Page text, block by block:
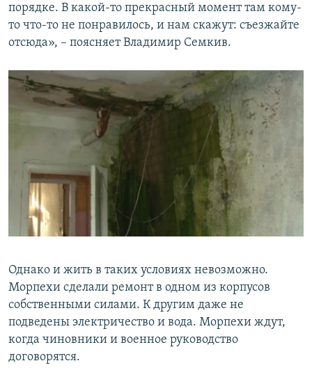
порядке. В какой-то прекрасный момент там кому-
то что-то не понравилось, и нам скажут: съезжайте
отсюда», – поясняет Владимир Семкив.
Однако и жить в таких условиях невозможно.
Морпехи сделали ремонт в одном из корпусов
собственными силами. К другим даже не
подведены электричество и вода. Морпехи ждут,
когда чиновники и военное руководство
договорятся.